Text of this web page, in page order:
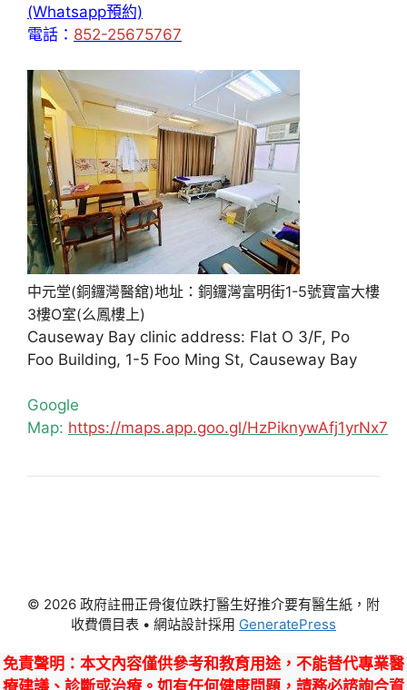
(Whatsapp預約)
電話： 852-25675767
中元堂(銅鑼灣醫舘)地址：銅鑼灣富明街1-5號寶富大樓
3樓O室(么鳳樓上)
Causeway Bay clinic address: Flat O 3/F, Po
Foo Building, 1-5 Foo Ming St, Causeway Bay
Google
Map: https://maps.app.goo.gl/HzPiknywAfj1yrNx7
© 2026 政府註冊正骨復位跌打醫生好推介要有醫生紙，附
收費價目表 • 網站設計採用 GeneratePress
免責聲明 ：本文內容僅供參考和教育用途，不能替代專業醫